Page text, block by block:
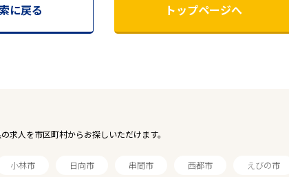
に戻る トップページへ
求人を市区町村からお探しいただけます。
小林市 日向市 串間市 西都市 えびの市